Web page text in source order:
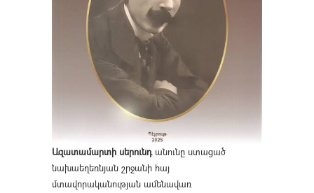
Ազատամարտի սերունդանունը ստացած
նախաեղեռնյան շրջանի հայ
մտավորականության ամենավառ